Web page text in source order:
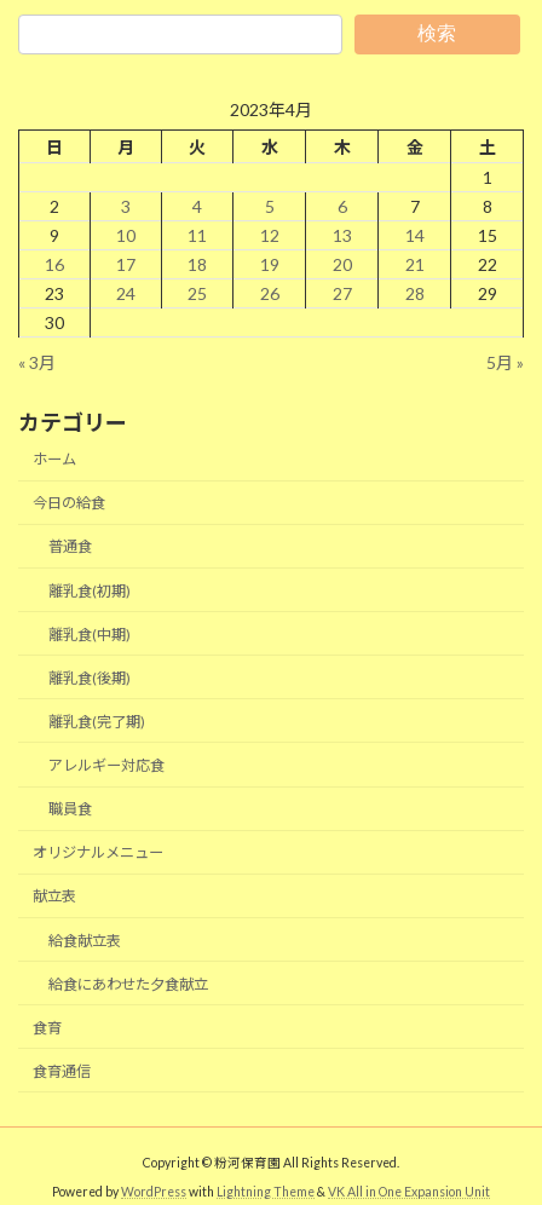
検索
2023年4月
日
月 火 水 木 金
土
1
2
3 4 5 6 7
8
9
10 11 12 13 14
15
16
17 18 19 20 21
22
23
24 25 26 27 28
29
30
« 3月
5月 »
カテゴリー
ホーム
今日の給食
普通食
離乳食(初期)
離乳食(中期)
離乳食(後期)
離乳食(完了期)
アレルギー対応食
職員食
オリジナルメニュー
献立表
給食献立表
給食にあわせた夕食献立
食育
食育通信
Copyright © 粉河保育園 All Rights Reserved.
Powered byWordPresswith Lightning Theme&VK All in One Expansion Unit